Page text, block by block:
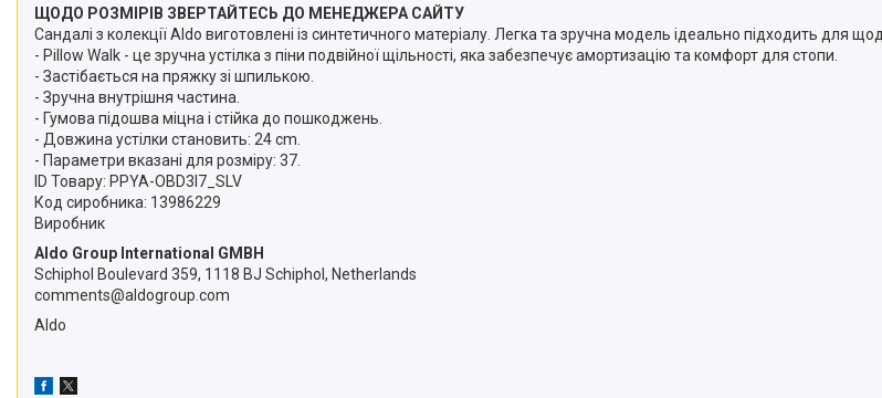
ЩОДО РОЗМІРІВ ЗВЕРТАЙТЕСЬ ДО МЕНЕДЖЕРА САЙТУ
Сандалі з колекції Aldo виготовлені із синтетичного матеріалу. Легка та зручна модель ідеально підходить для
- Pillow Walk - це зручна устілка з піни подвійної щільності, яка забезпечує амортизацію та комфорт для стопи.
- Застібається на пряжку зі шпилькою.
- Зручна внутрішня частина.
- Гумова підошва міцна і стійка до пошкоджень.
- Довжина устілки становить: 24 cm.
- Параметри вказані для розміру: 37.
ID Товару: PPYA-OBD3I7_SLV
Код сиробника: 13986229
Виробник
Aldo Group International GMBH
Schiphol Boulevard 359, 1118 BJ Schiphol, Netherlands
comments@aldogroup.com
Aldo